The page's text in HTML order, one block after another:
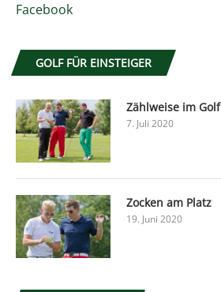
Facebook
GOLF FÜR EINSTEIGER
Zählweise im Golf
7. Juli 2020
Zocken am Platz
19. Juni 2020